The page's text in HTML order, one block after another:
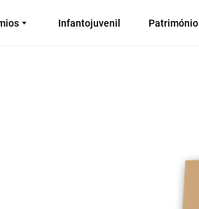
Infantojuvenil Património